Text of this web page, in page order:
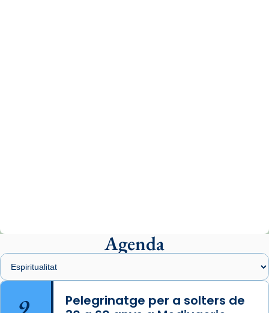
presidit aquest 27 de juliol la missa de Les
Santes de Mataró.
🔗
📸 J. Merino
Agenda
Pelegrinatge per a solters de